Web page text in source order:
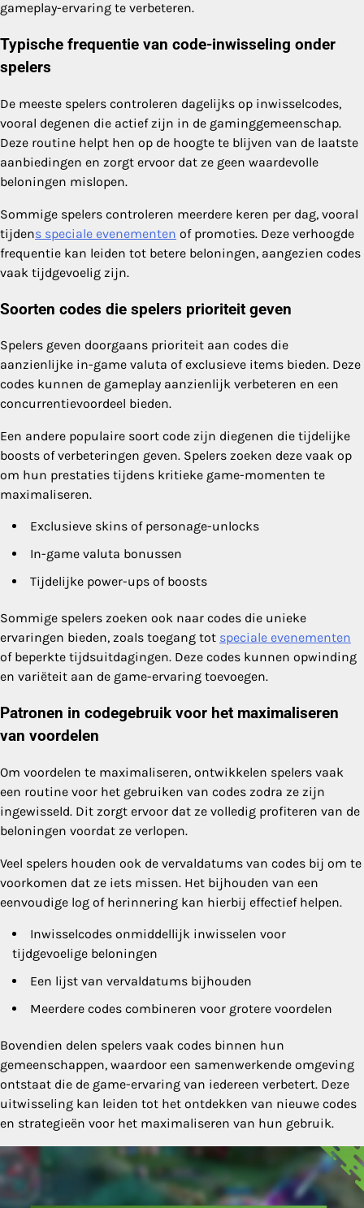
gameplay-ervaring te verbeteren.
Typische frequentie van code-inwisseling onder
spelers
De meeste spelers controleren dagelijks op inwisselcodes,
vooral degenen die actief zijn in de gaminggemeenschap.
Deze routine helpt hen op de hoogte te blijven van de laatste
aanbiedingen en zorgt ervoor dat ze geen waardevolle
beloningen mislopen.
Sommige spelers controleren meerdere keren per dag, vooral
tijdens speciale evenementen of promoties. Deze verhoogde
frequentie kan leiden tot betere beloningen, aangezien codes
vaak tijdgevoelig zijn.
Soorten codes die spelers prioriteit geven
Spelers geven doorgaans prioriteit aan codes die
aanzienlijke in-game valuta of exclusieve items bieden. Deze
codes kunnen de gameplay aanzienlijk verbeteren en een
concurrentievoordeel bieden.
Een andere populaire soort code zijn diegenen die tijdelijke
boosts of verbeteringen geven. Spelers zoeken deze vaak op
om hun prestaties tijdens kritieke game-momenten te
maximaliseren.
Exclusieve skins of personage-unlocks
In-game valuta bonussen
Tijdelijke power-ups of boosts
Sommige spelers zoeken ook naar codes die unieke
ervaringen bieden, zoals toegang tot speciale evenementen
of beperkte tijdsuitdagingen. Deze codes kunnen opwinding
en variëteit aan de game-ervaring toevoegen.
Patronen in codegebruik voor het maximaliseren
van voordelen
Om voordelen te maximaliseren, ontwikkelen spelers vaak
een routine voor het gebruiken van codes zodra ze zijn
ingewisseld. Dit zorgt ervoor dat ze volledig profiteren van de
beloningen voordat ze verlopen.
Veel spelers houden ook de vervaldatums van codes bij om te
voorkomen dat ze iets missen. Het bijhouden van een
eenvoudige log of herinnering kan hierbij effectief helpen.
Inwisselcodes onmiddellijk inwisselen voor
tijdgevoelige beloningen
Een lijst van vervaldatums bijhouden
Meerdere codes combineren voor grotere voordelen
Bovendien delen spelers vaak codes binnen hun
gemeenschappen, waardoor een samenwerkende omgeving
ontstaat die de game-ervaring van iedereen verbetert. Deze
uitwisseling kan leiden tot het ontdekken van nieuwe codes
en strategieën voor het maximaliseren van hun gebruik.